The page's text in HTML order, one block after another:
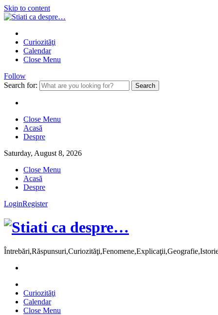
Skip to content
Curiozităţi
Calendar
Close Menu
Follow
Search for:
Close Menu
Acasă
Despre
Saturday, August 8, 2026
Close Menu
Acasă
Despre
LoginRegister
Curiozităţi
Calendar
Close Menu